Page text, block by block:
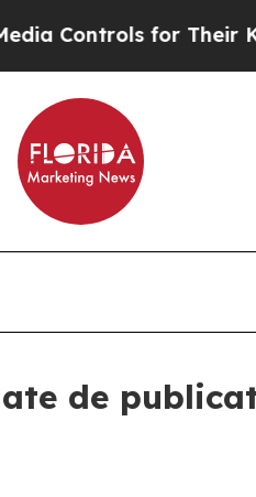
Controls for Their Kids.
de